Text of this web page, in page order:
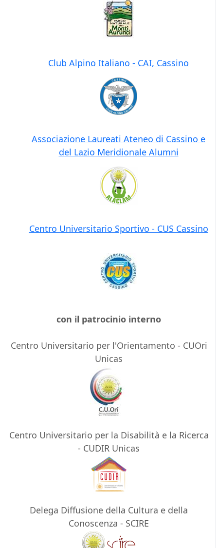
Club Alpino Italiano - CAI, Cassino
Associazione Laureati Ateneo di Cassino e
del Lazio Meridionale Alumni
Centro Universitario Sportivo - CUS Cassino
con il patrocinio interno
Centro Universitario per l'Orientamento - CUOri
Unicas
Centro Universitario per la Disabilità e la Ricerca
- CUDIR Unicas
Delega Diffusione della Cultura e della
Conoscenza - SCIRE